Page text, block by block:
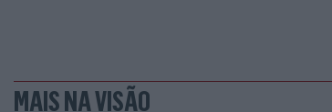
MAIS NA VISÃO